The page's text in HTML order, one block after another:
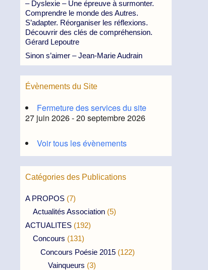
– Dyslexie – Une épreuve à surmonter.
Comprendre le monde des Autres.
S’adapter. Réorganiser les réflexions.
Découvrir des clés de compréhension.
Gérard Lepoutre
Sinon s’aimer – Jean-Marie Audrain
Évènements du Site
Fermeture des services du site
27 juin 2026 - 20 septembre 2026
Voir tous les évènements
Catégories des Publications
A PROPOS (7)
Actualités Association (5)
ACTUALITES (192)
Concours (131)
Concours Poésie 2015 (122)
Vainqueurs (3)